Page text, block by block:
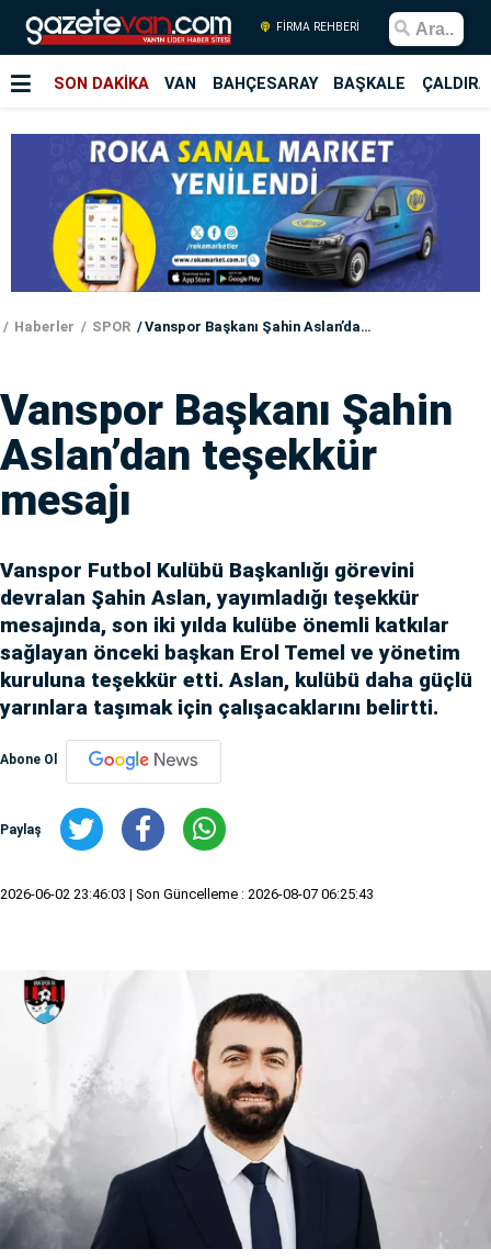
FİRMA REHBERİ
SON DAKİKA VAN BAHÇESARAY BAŞKALE
Haberler SPOR Vanspor Başkanı Şahin Aslan’dan teşekkür mesajı
Vanspor Başkanı Şahin
Aslan’dan teşekkür
mesajı
Vanspor Futbol Kulübü Başkanlığı görevini
devralan Şahin Aslan, yayımladığı teşekkür
mesajında, son iki yılda kulübe önemli katkılar
sağlayan önceki başkan Erol Temel ve yönetim
kuruluna teşekkür etti. Aslan, kulübü daha güçlü
yarınlara taşımak için çalışacaklarını belirtti.
Abone Ol
Paylaş
2026-06-02 23:46:03 | Son Güncelleme : 2026-08-07 06:25:43